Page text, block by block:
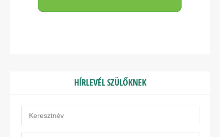
HÍRLEVÉL SZÜLŐKNEK